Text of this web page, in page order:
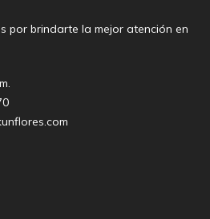
por brindarte la mejor atención en